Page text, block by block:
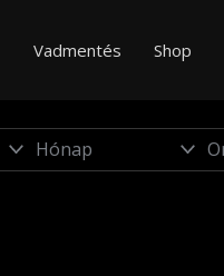
Vadmentés Shop